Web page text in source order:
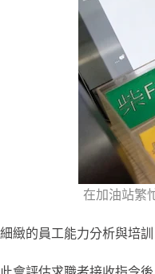
在加油站繁
緻的員工能力分析與培